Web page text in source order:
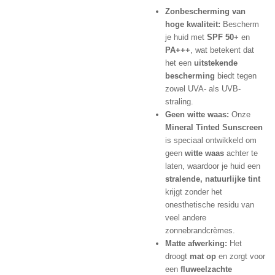
Zonbescherming van
hoge kwaliteit: Bescherm
je huid met SPF 50+ en
PA+++, wat betekent dat
het een uitstekende
bescherming biedt tegen
zowel UVA- als UVB-
straling.
Geen witte waas: Onze
Mineral Tinted Sunscreen
is speciaal ontwikkeld om
geen witte waasachter te
laten, waardoor je huid een
stralende, natuurlijke tint
krijgt zonder het
onesthetische residu van
veel andere
zonnebrandcrèmes.
Matte afwerking: Het
droogt mat open zorgt voor
een fluweelzachte